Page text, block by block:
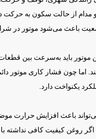
مدام از حالت سکون به حرکت
باعث می‌شود موتور در شرایط
باید به‌سرعت بین قطعات
اما چون فشار کاری موتور
یکنواخت دارد.
باعث افزایش حرارت
روغن کیفیت کافی نداشته